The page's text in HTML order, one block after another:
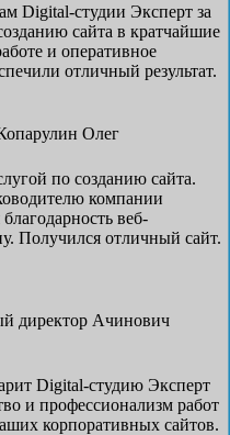
Digital-студии Эксперт за
сайта в кратчайшие
и оперативное
отличный результат.
Олег
по созданию сайта.
компании
веб-
Получился отличный сайт.
директор Ачинович
Digital-студию Эксперт
и профессионализм работ
корпоративных сайтов.